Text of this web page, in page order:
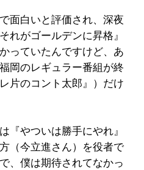
面白いと評価され、深夜
れがゴールデンに昇格』
っていたんですけど、あ
岡のレギュラー番組が終
片のコント太郎』）だけ
やついは勝手にやれ』
（今立進さん）を役者で
、僕は期待されてなかっ